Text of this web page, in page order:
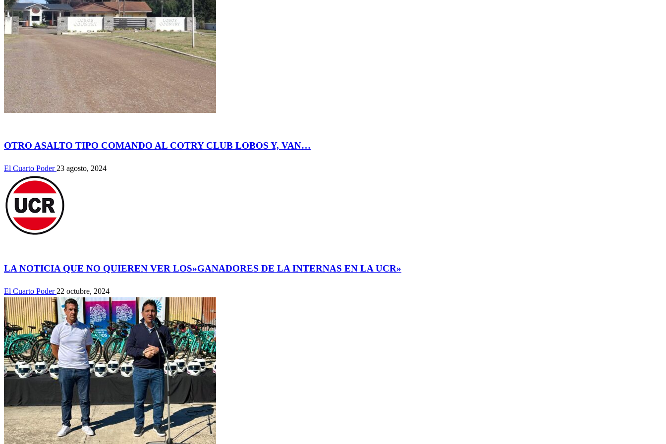
OTRO ASALTO TIPO COMANDO AL COTRY CLUB LOBOS Y, VAN…
El Cuarto Poder 23 agosto, 2024
LA NOTICIA QUE NO QUIEREN VER LOS»GANADORES DE LA INTERNAS EN LA UCR»
El Cuarto Poder 22 octubre, 2024